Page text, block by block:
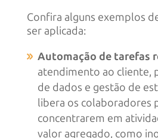
Confira alguns exemplos
ser aplicada:
Automação de tarefas
atendimento ao cliente,
de dados e gestão de
libera os colaboradores
concentrarem em
valor agregado, como